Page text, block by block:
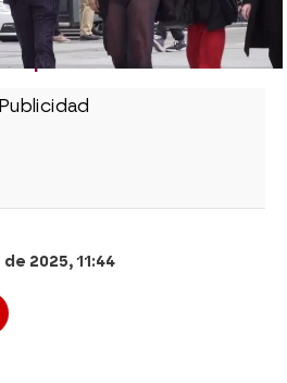
sobre el debate del juicio
"Estáis metiendo miedo
que no denuncien"
2025, 11:44